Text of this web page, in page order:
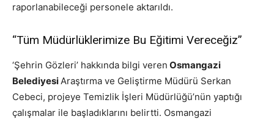
raporlanabileceği personele aktarıldı.
“Tüm Müdürlüklerimize Bu Eğitimi Vereceğiz”
‘Şehrin Gözleri’ hakkında bilgi veren Osmangazi
BelediyesiAraştırma ve Geliştirme Müdürü Serkan
Cebeci, projeye Temizlik İşleri Müdürlüğü’nün yaptığı
çalışmalar ile başladıklarını belirtti. Osmangazi